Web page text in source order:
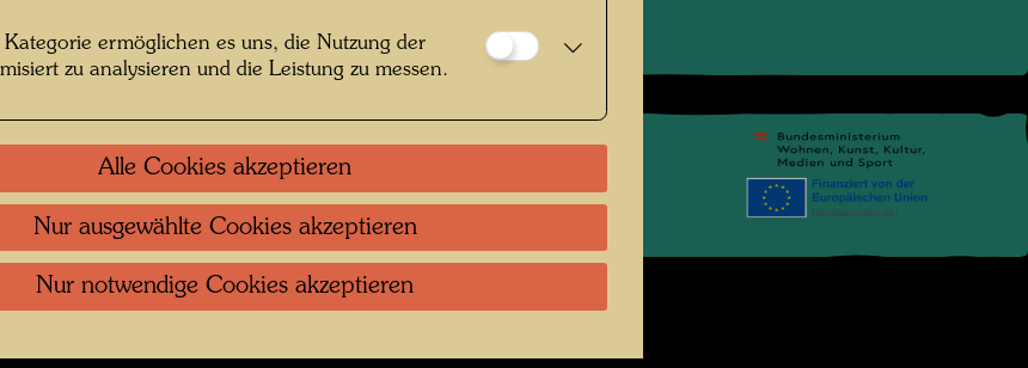
Nutzungsbedingungen
ermöglichen es uns, die Nutzung der
zu analysieren und die Leistung zu messen.
Alle Cookies akzeptieren
Nur ausgewählte Cookies akzeptieren
Nur notwendige Cookies akzeptieren